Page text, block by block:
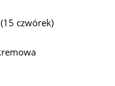
czwórek)